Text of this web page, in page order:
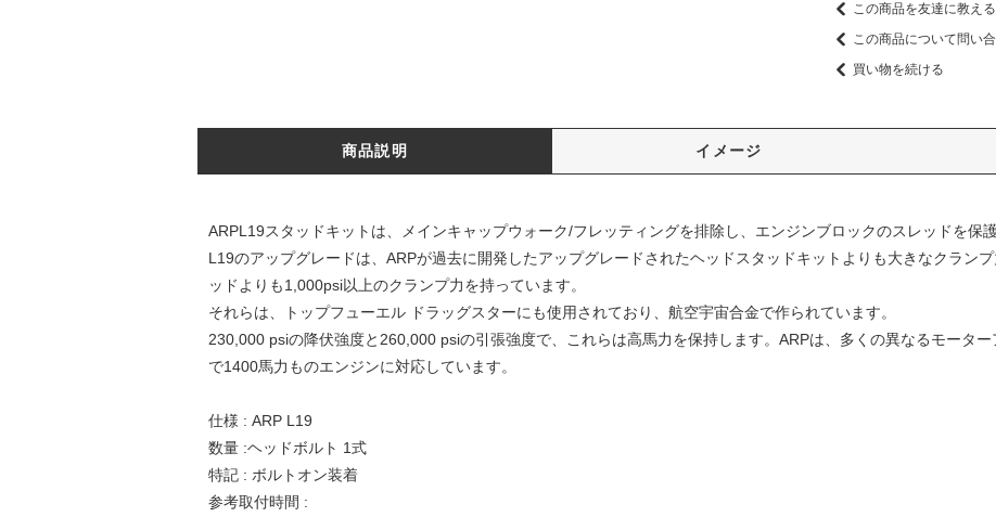
この商品を友達に教える
この商品について問い
買い物を続ける
商品説明 イメージ
ARPL19スタッドキットは、メインキャップウォーク/フレッティングを排除し、エンジンブロックのスレッドを保
L19のアップグレードは、ARPが過去に開発したアップグレードされたヘッドスタッドキットよりも大きなクラン
ッドよりも1,000psi以上のクランプ力を持っています。
それらは、トップフューエル ドラッグスターにも使用されており、航空宇宙合金で作られています。
230,000 psiの降伏強度と260,000 psiの引張強度で、これらは高馬力を保持します。ARPは、多くの異なるモータ
で1400馬力ものエンジンに対応しています。
仕様 : ARP L19
数量 :ヘッドボルト 1式
特記 : ボルトオン装着
参考取付時間 :